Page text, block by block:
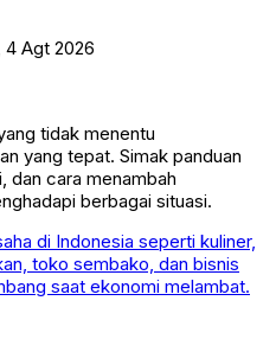
Agt 2026
tidak menentu
yang tepat. Simak panduan
dan cara menambah
berbagai situasi.